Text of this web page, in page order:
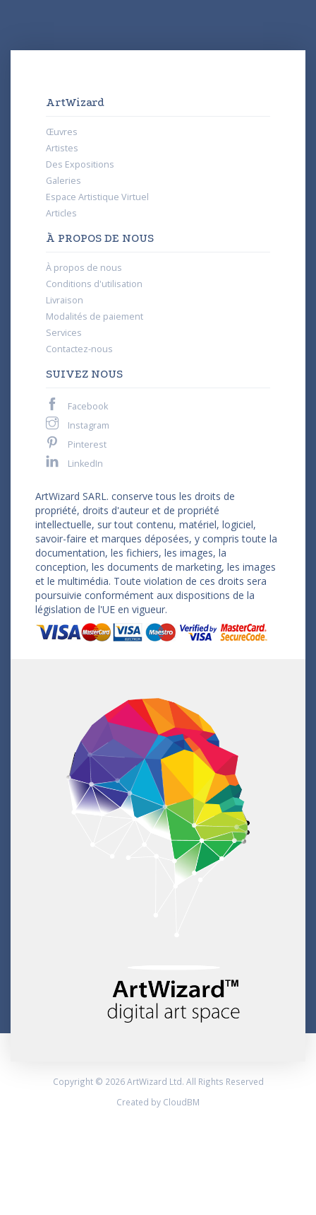
ArtWizard
Œuvres
Artistes
Des Expositions
Galeries
Espace Artistique Virtuel
Articles
À PROPOS DE NOUS
À propos de nous
Conditions d'utilisation
Livraison
Modalités de paiement
Services
Contactez-nous
SUIVEZ NOUS
Facebook
Instagram
Pinterest
LinkedIn
ArtWizard SARL. conserve tous les droits de
propriété, droits d'auteur et de propriété
intellectuelle, sur tout contenu, matériel, logiciel,
savoir-faire et marques déposées, y compris toute la
documentation, les fichiers, les images, la
conception, les documents de marketing, les images
et le multimédia. Toute violation de ces droits sera
poursuivie conformément aux dispositions de la
législation de l'UE en vigueur.
Copyright © 2026 ArtWizard Ltd. All Rights Reserved
Created by CloudBM